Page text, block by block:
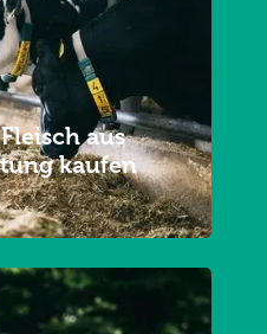
aus
kaufen